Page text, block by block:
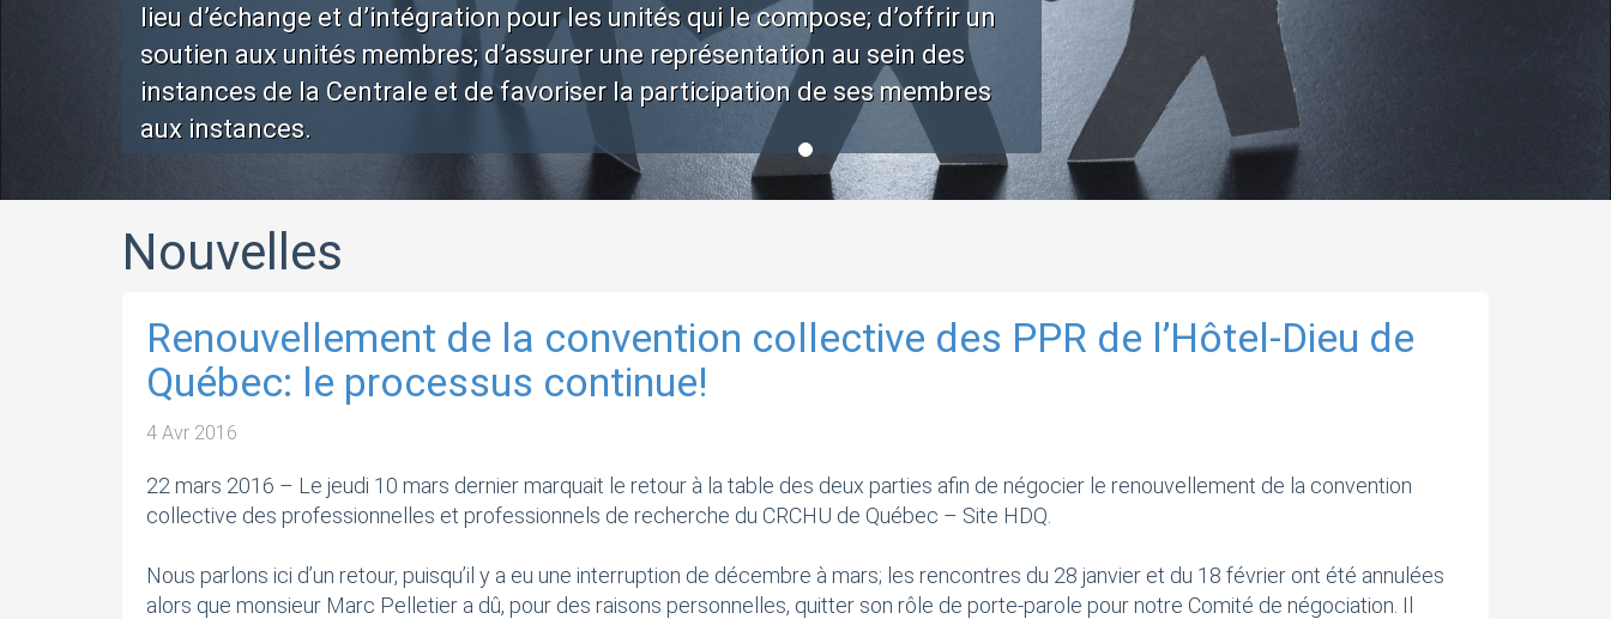
lieu d’échange et d’intégration pour les unités qui le compose; d’offrir un
soutien aux unités membres; d’assurer une représentation au sein des
instances de la Centrale et de favoriser la participation de ses membres
aux instances.
Plus >>
Nouvelles
Renouvellement de la convention collective des PPR de l’Hôtel-Dieu de
Québec: le processus continue!
4 Avr 2016
22 mars 2016 – Le jeudi 10 mars dernier marquait le retour à la table des deux parties afin de négocier le renouvellement de la convention
collective des professionnelles et professionnels de recherche du CRCHU de Québec – Site HDQ.
Nous parlons ici d’un retour, puisqu’il y a eu une interruption de décembre à mars; les rencontres du 28 janvier et du 18 février ont été annulées
alors que monsieur Marc Pelletier a dû, pour des raisons personnelles, quitter son rôle de porte-parole pour notre Comité de négociation. Il